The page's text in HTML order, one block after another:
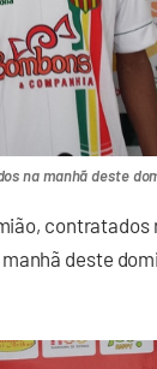
na manhã deste
deste